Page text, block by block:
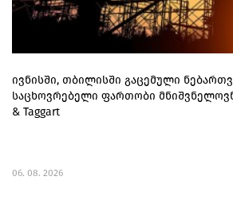
ივნისში, თბილისში გაცემული
საცხოვრებელი ფართობი
& Taggart
06. 08. 2026